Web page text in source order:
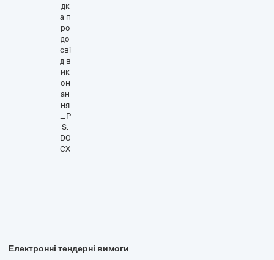
дк
а п
ро
до
сві
д в
ик
он
ан
ня
_P
S.
DO
CX
Електронні тендерні вимоги